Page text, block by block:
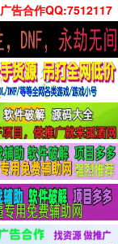
广告合作QQ:7512117